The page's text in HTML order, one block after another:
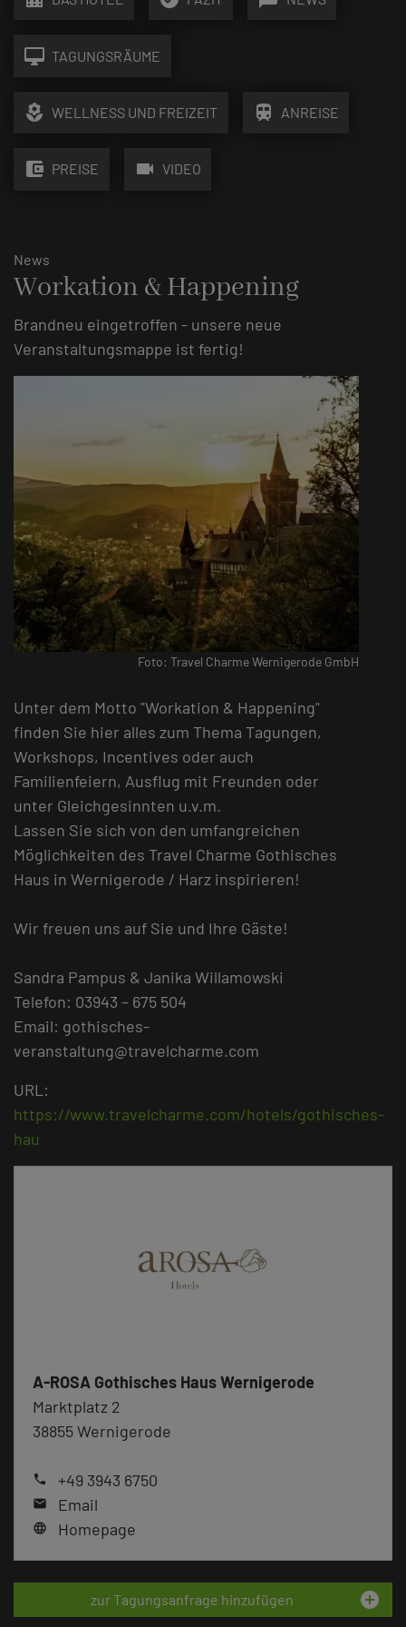
desktop_mac TAGUNGSRÄUME
local_florist WELLNESS UND FREIZEIT train ANREISE
account_balance_wallet PREISE videocam VIDEO
News
Workation & Happening
Brandneu eingetroffen - unsere neue
Veranstaltungsmappe ist fertig!
Foto: Travel Charme Wernigerode GmbH
Unter dem Motto "Workation & Happening"
finden Sie hier alles zum Thema Tagungen,
Workshops, Incentives oder auch
Familienfeiern, Ausflug mit Freunden oder
unter Gleichgesinnten u.v.m.
Lassen Sie sich von den umfangreichen
Möglichkeiten des Travel Charme Gothisches
Haus in Wernigerode / Harz inspirieren!
Wir freuen uns auf Sie und Ihre Gäste!
Sandra Pampus & Janika Willamowski
Telefon: 03943 – 675 504
Email: gothisches-
veranstaltung@travelcharme.com
URL:
https://www.travelcharme.com/hotels/gothisches-
hau
A-ROSA Gothisches Haus Wernigerode
Marktplatz 2
38855 Wernigerode
phone +49 3943 6750
mail Email
language Homepage
zur Tagungsanfrage hinzufügen add_circle